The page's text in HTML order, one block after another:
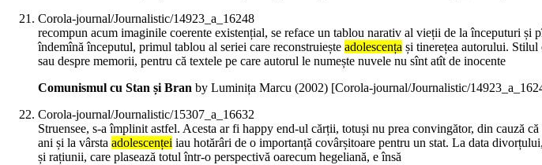
Corola-journal/Journalistic/14923_a_16248
recompun acum imaginile coerente existențial, se reface un tablou narativ al vieții de la începuturi
îndemînă începutul, primul tablou al seriei care reconstruiește adolescența și tinerețea autorului.
sau despre memorii, pentru că textele pe care autorul le numește nuvele nu sînt atît de inocente
Comunismul cu Stan și Bran by Luminița Marcu (2002) [Corola-journal/Journalistic/
Corola-journal/Journalistic/15307_a_16632
Struensee, s-a împlinit astfel. Acesta ar fi happy end-ul cărții, totuși nu prea convingător, din cauză
ani și la vârsta adolescenței iau hotărâri de o importanță covârșitoare pentru un stat. La data
și rațiunii, care plasează totul într-o perspectivă oarecum hegeliană, e însă